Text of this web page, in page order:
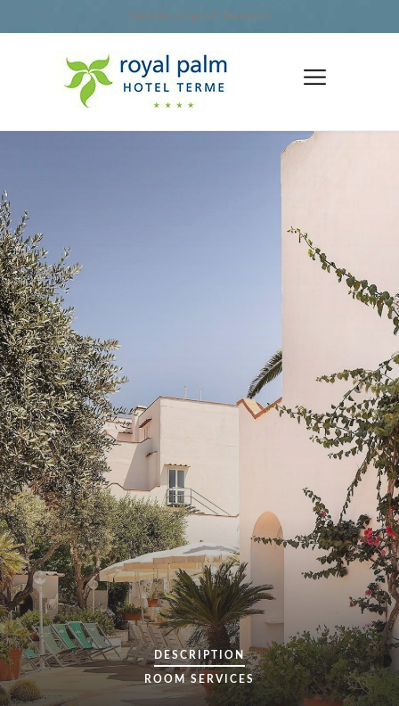
Italiano English Deutsch
DESCRIPTION
ROOMSERVICES